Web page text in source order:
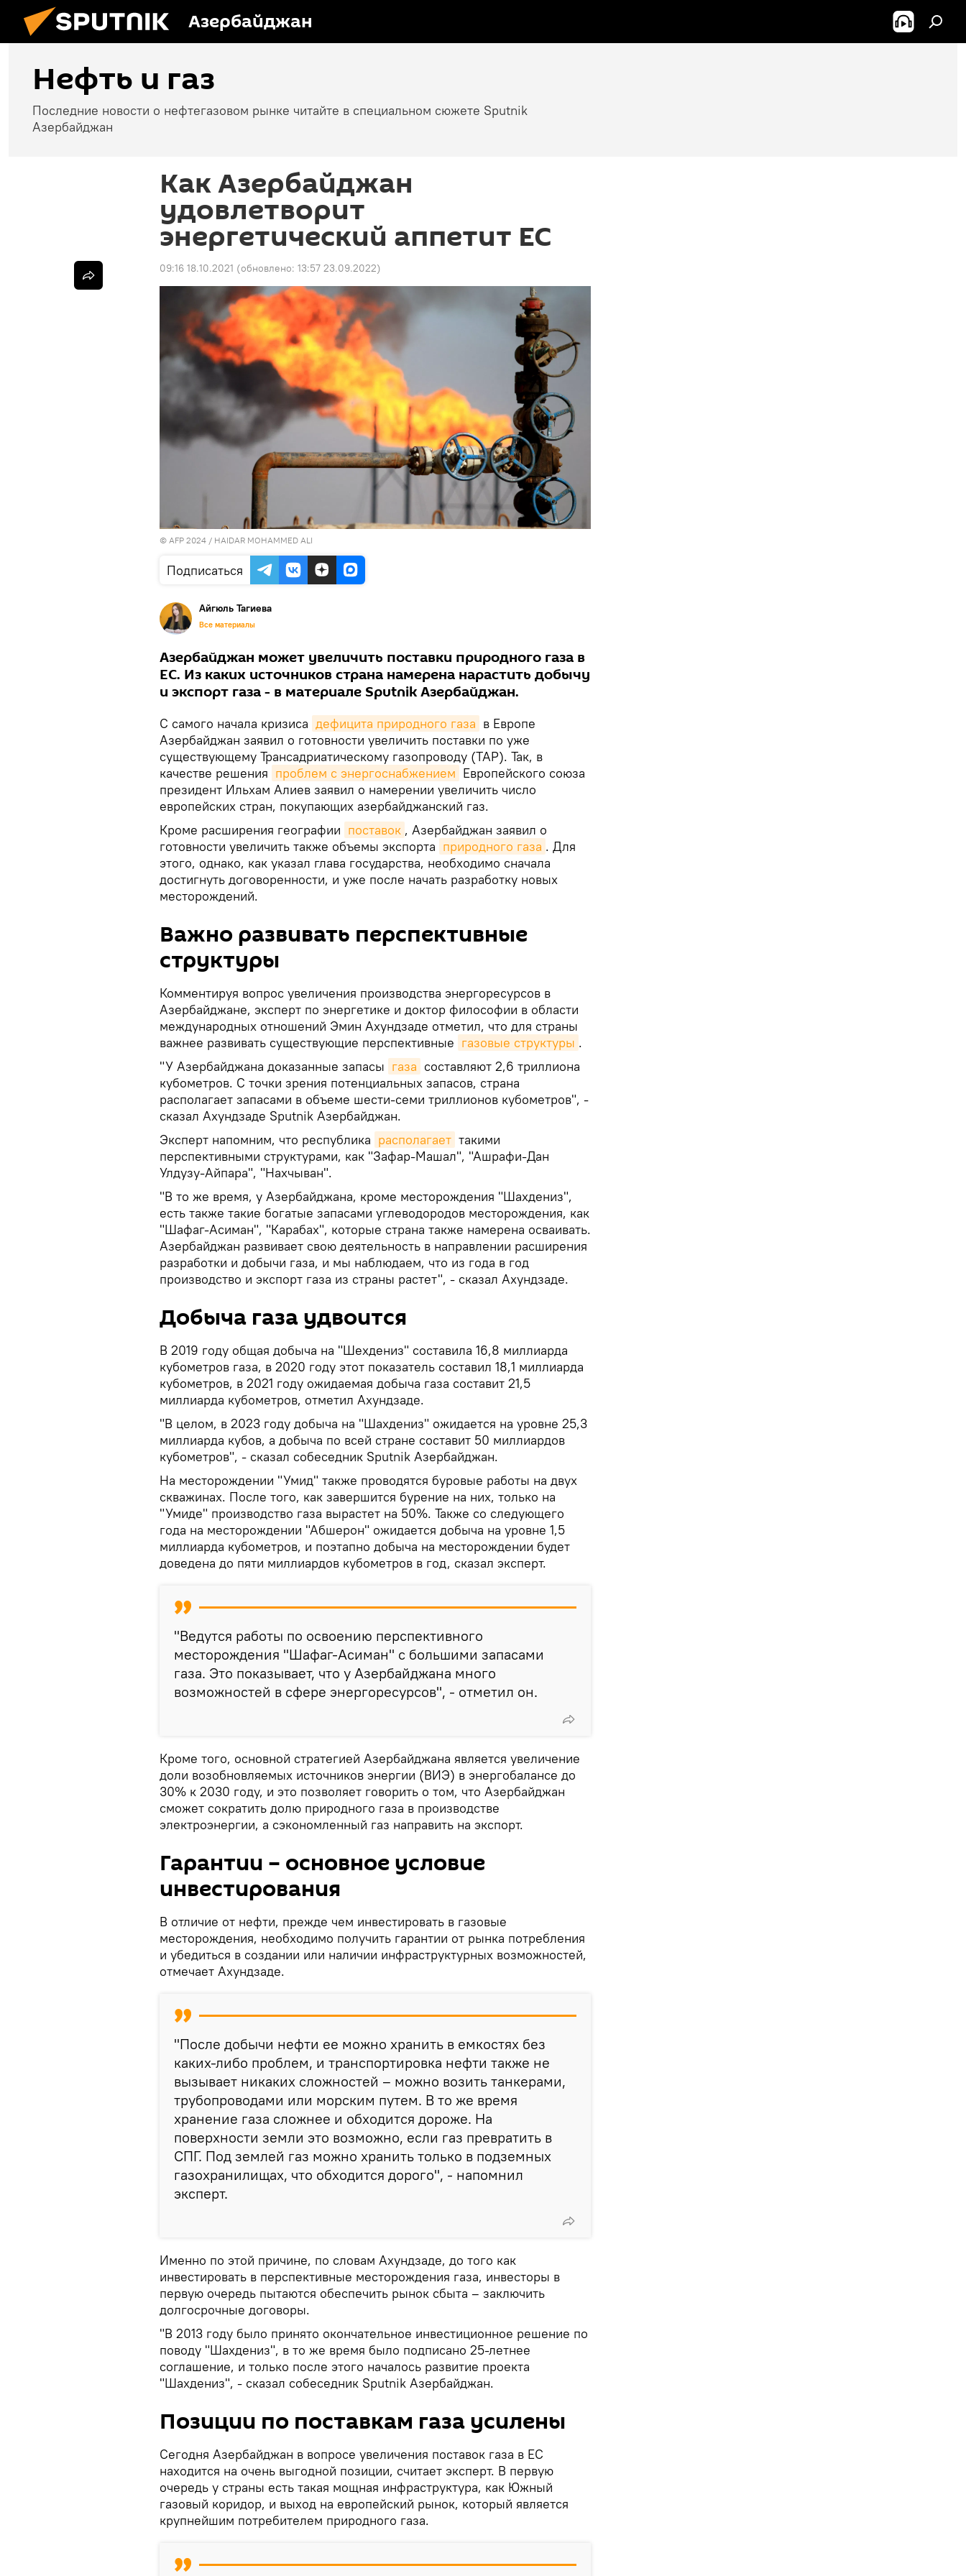
Азербайджан
Нефть и газ
Последние новости о нефтегазовом рынке читайте в специальном сюжете Sputnik
Азербайджан
Как Азербайджан
удовлетворит
энергетический аппетит ЕС
09:16 18.10.2021 (обновлено: 13:57 23.09.2022)
© AFP 2024 / HAIDAR MOHAMMED ALI
Подписаться
Айгюль Тагиева
Все материалы
Азербайджан может увеличить поставки природного газа в
ЕС. Из каких источников страна намерена нарастить добычу
и экспорт газа - в материале Sputnik Азербайджан.
С самого начала кризиса дефицита природного газа в Европе
Азербайджан заявил о готовности увеличить поставки по уже
существующему Трансадриатическому газопроводу (ТАР). Так, в
качестве решения проблем с энергоснабжением Европейского союза
президент Ильхам Алиев заявил о намерении увеличить число
европейских стран, покупающих азербайджанский газ.
Кроме расширения географии поставок , Азербайджан заявил о
готовности увеличить также объемы экспорта природного газа . Для
этого, однако, как указал глава государства, необходимо сначала
достигнуть договоренности, и уже после начать разработку новых
месторождений.
Важно развивать перспективные
структуры
Комментируя вопрос увеличения производства энергоресурсов в
Азербайджане, эксперт по энергетике и доктор философии в области
международных отношений Эмин Ахундзаде отметил, что для страны
важнее развивать существующие перспективные газовые структуры .
"У Азербайджана доказанные запасы газа составляют 2,6 триллиона
кубометров. С точки зрения потенциальных запасов, страна
располагает запасами в объеме шести-семи триллионов кубометров", -
сказал Ахундзаде Sputnik Азербайджан.
Эксперт напомним, что республика располагает такими
перспективными структурами, как "Зафар-Машал", "Ашрафи-Дан
Улдузу-Айпара", "Нахчыван".
"В то же время, у Азербайджана, кроме месторождения "Шахдениз",
есть также такие богатые запасами углеводородов месторождения, как
"Шафаг-Асиман", "Карабах", которые страна также намерена осваивать.
Азербайджан развивает свою деятельность в направлении расширения
разработки и добычи газа, и мы наблюдаем, что из года в год
производство и экспорт газа из страны растет", - сказал Ахундзаде.
Добыча газа удвоится
В 2019 году общая добыча на "Шехдениз" составила 16,8 миллиарда
кубометров газа, в 2020 году этот показатель составил 18,1 миллиарда
кубометров, в 2021 году ожидаемая добыча газа составит 21,5
миллиарда кубометров, отметил Ахундзаде.
"В целом, в 2023 году добыча на "Шахдениз" ожидается на уровне 25,3
миллиарда кубов, а добыча по всей стране составит 50 миллиардов
кубометров", - сказал собеседник Sputnik Азербайджан.
На месторождении "Умид" также проводятся буровые работы на двух
скважинах. После того, как завершится бурение на них, только на
"Умиде" производство газа вырастет на 50%. Также со следующего
года на месторождении "Абшерон" ожидается добыча на уровне 1,5
миллиарда кубометров, и поэтапно добыча на месторождении будет
доведена до пяти миллиардов кубометров в год, сказал эксперт.
"Ведутся работы по освоению перспективного
месторождения "Шафаг-Асиман" с большими запасами
газа. Это показывает, что у Азербайджана много
возможностей в сфере энергоресурсов", - отметил он.
Кроме того, основной стратегией Азербайджана является увеличение
доли возобновляемых источников энергии (ВИЭ) в энергобалансе до
30% к 2030 году, и это позволяет говорить о том, что Азербайджан
сможет сократить долю природного газа в производстве
электроэнергии, а сэкономленный газ направить на экспорт.
Гарантии – основное условие
инвестирования
В отличие от нефти, прежде чем инвестировать в газовые
месторождения, необходимо получить гарантии от рынка потребления
и убедиться в создании или наличии инфраструктурных возможностей,
отмечает Ахундзаде.
"После добычи нефти ее можно хранить в емкостях без
каких-либо проблем, и транспортировка нефти также не
вызывает никаких сложностей – можно возить танкерами,
трубопроводами или морским путем. В то же время
хранение газа сложнее и обходится дороже. На
поверхности земли это возможно, если газ превратить в
СПГ. Под землей газ можно хранить только в подземных
газохранилищах, что обходится дорого", - напомнил
эксперт.
Именно по этой причине, по словам Ахундзаде, до того как
инвестировать в перспективные месторождения газа, инвесторы в
первую очередь пытаются обеспечить рынок сбыта – заключить
долгосрочные договоры.
"В 2013 году было принято окончательное инвестиционное решение по
поводу "Шахдениз", в то же время было подписано 25-летнее
соглашение, и только после этого началось развитие проекта
"Шахдениз", - сказал собеседник Sputnik Азербайджан.
Позиции по поставкам газа усилены
Сегодня Азербайджан в вопросе увеличения поставок газа в ЕС
находится на очень выгодной позиции, считает эксперт. В первую
очередь у страны есть такая мощная инфраструктура, как Южный
газовый коридор, и выход на европейский рынок, который является
крупнейшим потребителем природного газа.